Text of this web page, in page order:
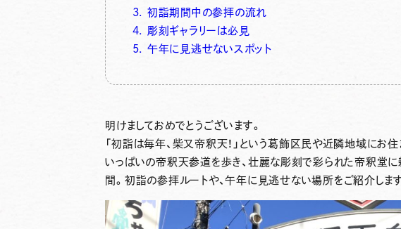
3. 初詣期間中の参拝の流れ
4. 彫刻ギャラリーは必見
5. 午年に見逃せないスポット
明けましておめでとうございます。
「初詣は毎年、 柴又帝釈天！ 」という葛飾区民や近隣地域にお
いっぱいの帝釈天参道を歩き、壮麗な彫刻で彩られた帝釈堂
間。 初詣の参拝ルートや、午年に見逃せない場所をご紹介します